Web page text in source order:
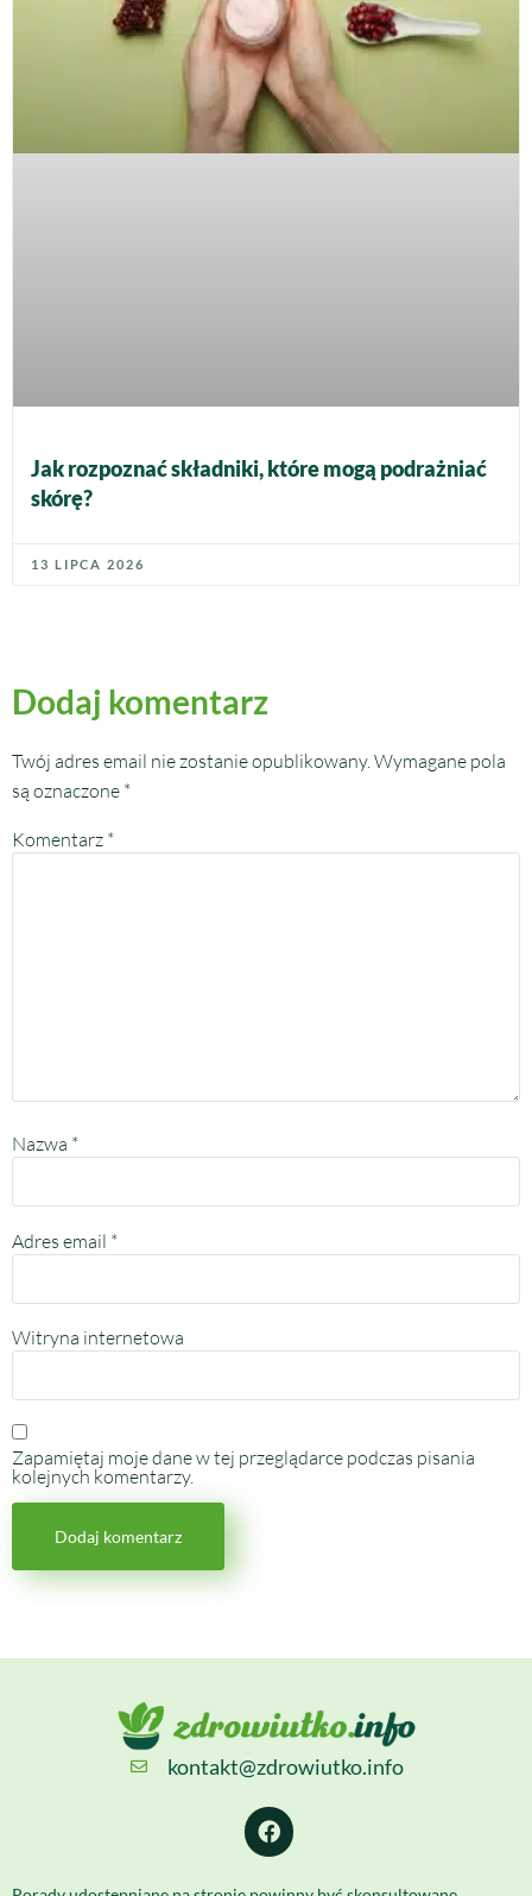
Jak rozpoznać składniki, które mogą podrażniać
skórę?
13 LIPCA 2026
Dodaj komentarz
Twój adres email nie zostanie opublikowany. Wymagane pola
są oznaczone *
Komentarz *
Nazwa *
Adres email *
Witryna internetowa
Zapamiętaj moje dane w tej przeglądarce podczas pisania
kolejnych komentarzy.
kontakt@zdrowiutko.info